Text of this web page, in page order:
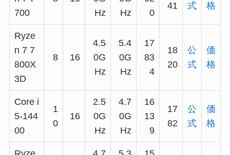
700
Hz
Hz
0
41
式
格
Ryze
n 7 7
800X
3D
8 16
4.5
0G
Hz
5.4
0G
Hz
17
83
4
18
20
公
式
価
格
Core i
5-144
00
1
0
16
2.5
0G
Hz
4.7
0G
Hz
16
13
9
17
82
公
式
価
格